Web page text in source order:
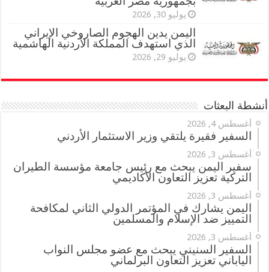
يوليو 30, 2026
اليمن يدين الهجوم الصاروخي الإيراني
الذي استهدف المملكة الأردنية الهاشمية
يوليو 29, 2026
أنشطة البعثات
أغسطس 4, 2026
السفير فقيرة يلتقي وزير الاستثمار الأردني
أغسطس 3, 2026
سفير اليمن يبحث مع رئيس جامعة مؤسسة الطيران
التركية تعزيز التعاون الأكاديمي
أغسطس 3, 2026
اليمن يشارك في المؤتمر الدولي الثاني لمكافحة
التمييز ضد الإسلام والمسلمين
أغسطس 3, 2026
السفير السنيني يبحث مع عضو مجلس النواب
الياباني تعزيز التعاون البرلماني